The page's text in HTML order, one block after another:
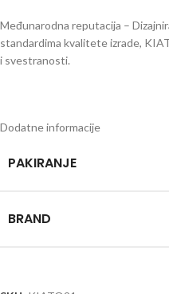
Međunarodna reputacija –
standardima kvalitete izrade,
i svestranosti.
Dodatne informacije
PAKIRANJE
BRAND